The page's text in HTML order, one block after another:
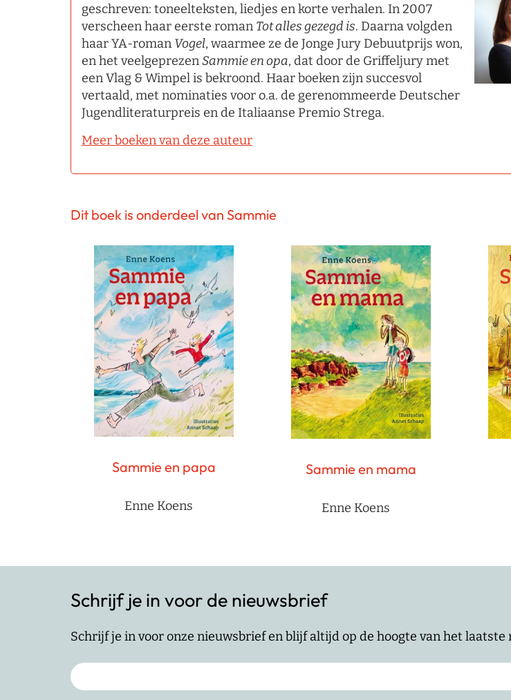
geschreven: toneelteksten, liedjes en korte verhalen. In 2007
verscheen haar eerste roman Tot alles gezegd is. Daarna volgden
haar YA-roman Vogel, waarmee ze de Jonge Jury Debuutprijs won,
en het veelgeprezenSammie en opa, dat door de Griffeljury met
een Vlag & Wimpel is bekroond. Haar boeken zijn succesvol
vertaald, met nominaties voor o.a. de gerenommeerde Deutscher
Jugendliteraturpreis en de Italiaanse Premio Strega.
Meer boeken van deze auteur
Dit boek is onderdeel van Sammie
Sammie en papa
Enne Koens
Sammie en mama
Enne Koens
Schrijf je in voor de nieuwsbrief
Schrijf je in voor onze nieuwsbrief en blijf altijd op de hoogte van het laatste